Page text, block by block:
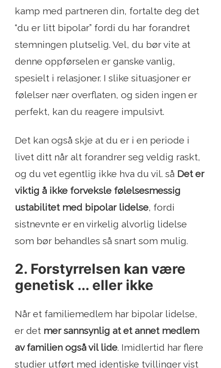
kamp med partneren din, fortalte deg det
“du er litt bipolar” fordi du har forandret
stemningen plutselig. Vel, du bør vite at
denne oppførselen er ganske vanlig,
spesielt i relasjoner. I slike situasjoner er
følelser nær overflaten, og siden ingen er
perfekt, kan du reagere impulsivt.
Det kan også skje at du er i en periode i
livet ditt når alt forandrer seg veldig raskt,
og du vet egentlig ikke hva du vil. så Det er
viktig å ikke forveksle følelsesmessig
ustabilitet med bipolar lidelse, fordi
sistnevnte er en virkelig alvorlig lidelse
som bør behandles så snart som mulig.
2. Forstyrrelsen kan være
genetisk ... eller ikke
Når et familiemedlem har bipolar lidelse,
er det mer sannsynlig at et annet medlem
av familien også vil lide. Imidlertid har flere
studier utført med identiske tvillinger vist